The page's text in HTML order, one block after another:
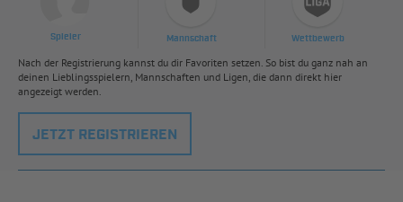
Spieler Mannschaft Wettbewerb
Nach der Registrierung kannst du dir Favoriten setzen. So bist du ganz nah an
deinen Lieblingsspielern, Mannschaften und Ligen, die dann direkt hier
angezeigt werden.
JETZT REGISTRIEREN